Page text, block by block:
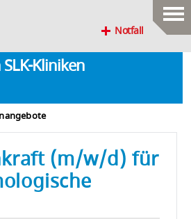
Notfall
Kliniken
(m/w/d) für